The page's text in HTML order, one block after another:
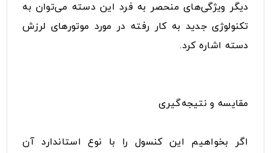
دیگر ویژگی‌های منحصر به فرد این دسته می‌توان به
تکنولوژی جدید به کار رفته در مورد موتورهای لرزش
دسته اشاره کرد.
مقایسه و نتیجه‌گیری
اگر بخواهیم این کنسول را با نوع استاندارد آن